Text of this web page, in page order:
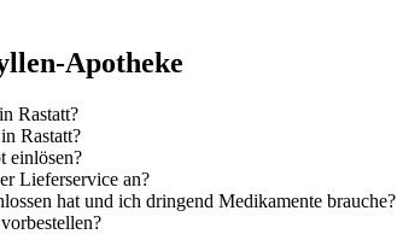
Apotheke
Rastatt?
Rastatt?
einlösen?
Lieferservice an?
hat und ich dringend Medikamente brauche?